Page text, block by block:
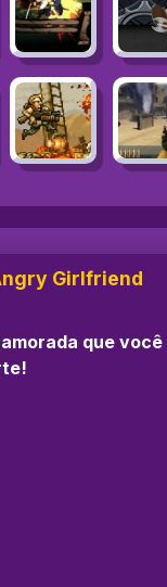
Girlfriend
que